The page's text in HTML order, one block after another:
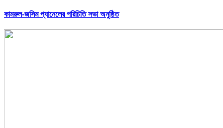
কামরুল-জসিম প্যানেলের পরিচিতি সভা অনুষ্ঠিত